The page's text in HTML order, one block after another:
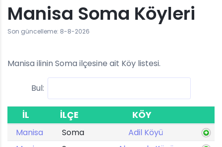
Manisa Soma Köyleri
Son güncelleme: 8-8-2026
Manisa ilinin Soma ilçesine ait Köy listesi.
Bul:
İL İLÇE KÖY
Manisa Soma
Adil Köyü